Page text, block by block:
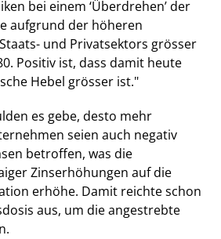
bei einem ‘Überdrehen’ der
aufgrund der höheren
und Privatsektors grösser
Positiv ist, dass damit heute
Hebel grösser ist."
es gebe, desto mehr
seien auch negativ
betroffen, was die
Zinserhöhungen auf die
erhöhe. Damit reichte schon
aus, um die angestrebte